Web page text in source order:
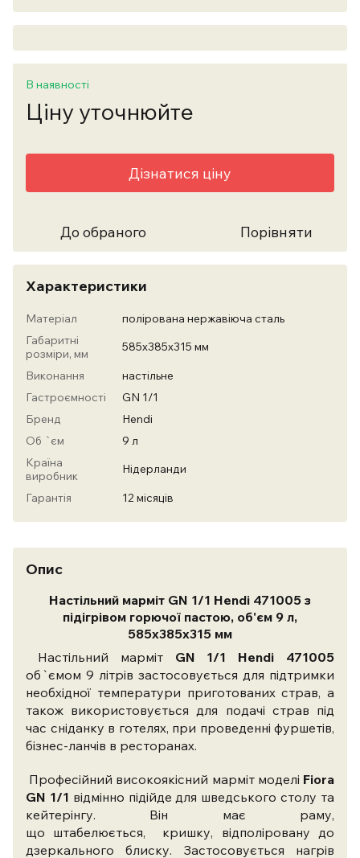
В наявності
Ціну уточнюйте
Дізнатися ціну
До обраного Порівняти
Характеристики
Матеріал
полірована нержавіюча сталь
Габаритні
розміри, мм
585x385x315 мм
Виконання
настільне
Гастроємності
GN 1/1
Бренд
Hendi
Об `єм
9 л
Країна
виробник
Нідерланди
Гарантія
12 місяців
Опис
Настільний марміт GN 1/1 Hendi 471005 з
підігрівом горючої пастою, об'єм 9 л,
585x385x315 мм
Настільний марміт GN 1/1 Hendi 471005
об`ємом 9 літрів застосовується для підтримки
необхідної температури приготованих страв, а
також використовується для подачі страв під
час сніданку в готелях, при проведенні фуршетів,
бізнес-ланчів в ресторанах.
Професійний високоякісний марміт моделі Fiora
GN 1/1 відмінно підійде для шведського столу та
кейтерінгу. Він має раму,
що штабелюється,
кришку, відполіровану до
дзеркального блиску. Застосовується нагрів